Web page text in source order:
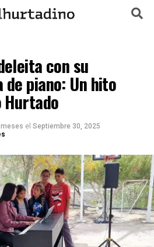
con su
piano: Un hito
el Septiembre 30, 2025